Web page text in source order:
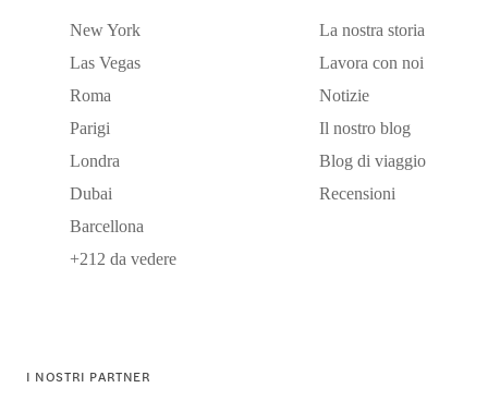
New York
Las Vegas
Roma
Parigi
Londra
Dubai
Barcellona
+212 da vedere
La nostra storia
Lavora con noi
Notizie
Il nostro blog
Blog di viaggio
Recensioni
I NOSTRI PARTNER